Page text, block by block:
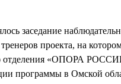
заседание
проекта, на
отделения «ОПОРА
программы в Омской